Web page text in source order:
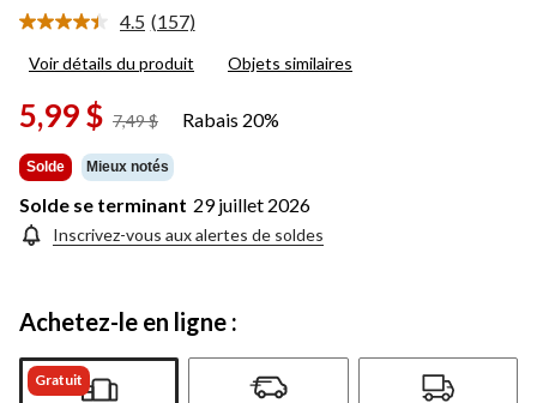
4.5 Lire
157
vers
même
page.
(157)
Voir détails du produit Objets similaires
5,99 $ 7,49 $
prix
7,49 $
Rabais 20%
Solde Mieux notés
Solde se terminant 29 juillet 2026
Inscrivez-vous aux alertes de soldes
Achetez-le en ligne :
Gratuit